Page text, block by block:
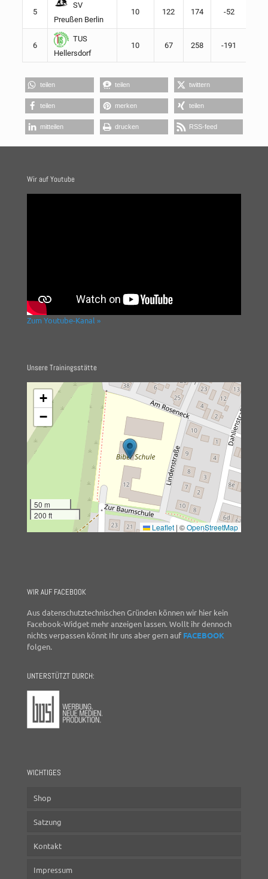
5
SV
Preußen Berlin
10 122 174 -52
6
TUS
Hellersdorf
10 67 258 -191
teilen teilen twittern
teilen merken teilen
mitteilen drucken RSS-feed
Wir auf Youtube
Zum Youtube-Kanal »
Unsere Trainingsstätte
+
−
50 m
200 ft
Leaflet | ©OpenStreetMap
WIR AUF FACEBOOK
Aus datenschutztechnischen Gründen können wir hier kein
Facebook-Widget mehr anzeigen lassen. Wollt ihr dennoch
nichts verpassen könnt Ihr uns aber gern auf FACEBOOK
folgen.
UNTERSTÜTZT DURCH:
WICHTIGES
Shop
Satzung
Kontakt
Impressum